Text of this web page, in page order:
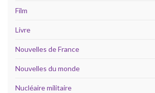
Film
Livre
Nouvelles de France
Nouvelles du monde
Nucléaire militaire